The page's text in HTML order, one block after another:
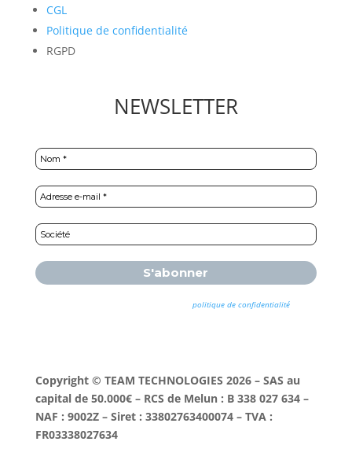
CGL
Politique de confidentialité
RGPD
NEWSLETTER
politique de confidentialitépour
plus d’informations.
Copyright © TEAM TECHNOLOGIES 2026 – SAS au
capital de 50.000€ – RCS de Melun : B 338 027 634 –
NAF : 9002Z – Siret : 33802763400074 – TVA :
FR03338027634